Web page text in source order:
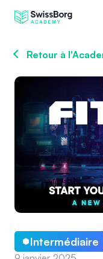
Retour à
Intermédiaire